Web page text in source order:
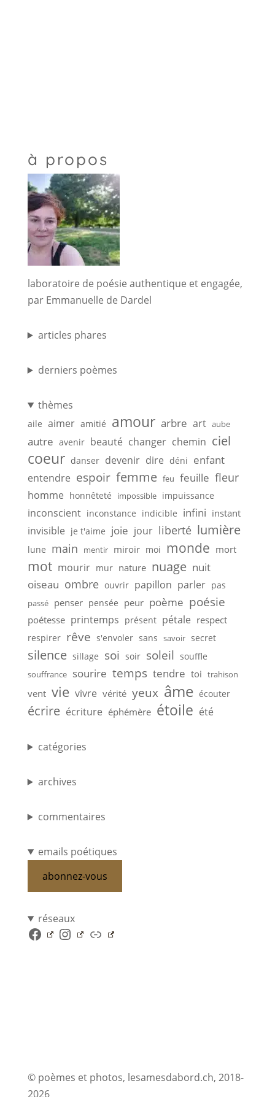
à propos
laboratoire de poésie authentique et engagée,
par Emmanuelle de Dardel
articles phares
derniers poèmes
thèmes
aile aimer amitié amour arbre art aube
autre avenir beauté changer chemin ciel
coeur danser devenir dire déni enfant
entendre espoir femme feu feuille fleur
homme honnêteté impossible impuissance
inconscient inconstance indicible infini instant
invisible je t'aime joie jour liberté lumière
lune main mentir miroir moi monde mort
mot mourir mur nature nuage nuit
oiseau ombre ouvrir papillon parler pas
passé penser pensée peur poème poésie
poétesse printemps présent pétale respect
respirer rêve s'envoler sans savoir secret
silence sillage soi soir soleil souffle
souffrance sourire temps tendre toi trahison
vent vie vivre vérité yeux âme écouter
écrire écriture éphémère étoile été
catégories
archives
commentaires
emails poétiques
abonnez-vous
réseaux
Facebook
Instagram
Lien
© poèmes et photos, lesamesdabord.ch, 2018-
2026